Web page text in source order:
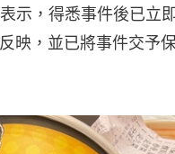
示，得悉事件後已立
映，並已將事件交予